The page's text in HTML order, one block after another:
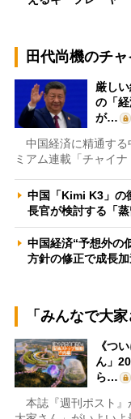
田代尚機のチ
厳し
の「
が…
中国経済に精通する
ミアム連載「チャイ
中国「Kimi K3」の
長官が検討する「
中国経済“予想外の
方針の修正で成長
「みんなで大
《つ
ん」
ら…
本誌『週刊ポスト』